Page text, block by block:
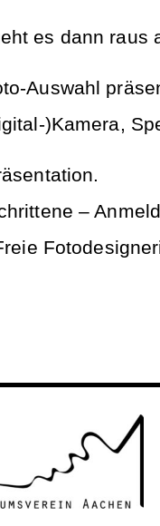
es dann raus
Auswahl
)Kamera,
–